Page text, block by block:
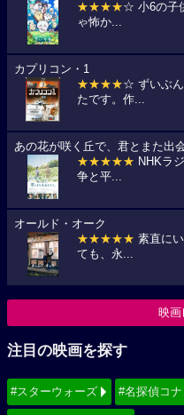
★★★★☆ 小6の子
ゃ怖か...
カプリコン・1
★★★★☆ ずいぶん
たです。作...
あの花が咲く丘で、君とまた出
★★★★★ NHKラ
争と平...
オールド・オーク
★★★★★ 素直に
ても、永...
映画
注目の映画を探す
#スターウォーズ #名探偵コナ